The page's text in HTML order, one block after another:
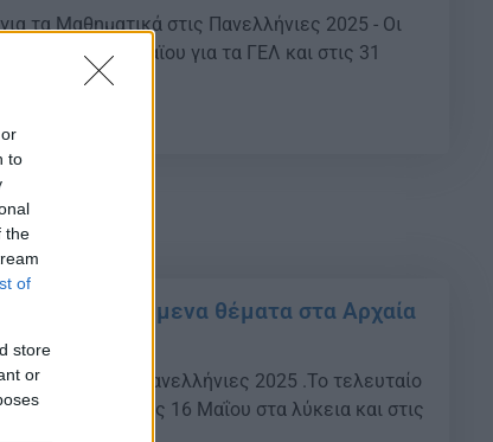
to
the
of
store
or
τα Μαθηματικά στις Πανελλήνιες 2025 - Οι
στις 30 Μαϊου για τα ΓΕΛ και στις 31
ΝΕΑ προτεινόμενα θέματα στα Αρχαία
ξεκινούν οι Πανελλήνιες 2025 .Το τελευταίο
«χτυπήσει» στις 16 Μαΐου στα λύκεια και στις